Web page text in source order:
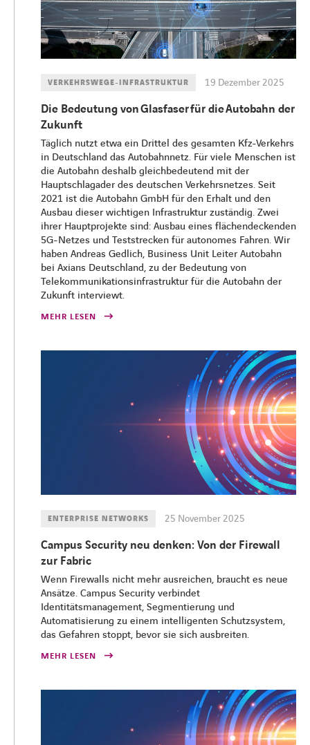
VERKEHRSWEGE-INFRASTRUKTUR 19 Dezember 2025
Die Bedeutung von Glasfaser für die Autobahn der
Zukunft
​​Täglich nutzt etwa ein Drittel des gesamten Kfz-Verkehrs
in Deutschland das Autobahnnetz. Für viele Menschen ist
die Autobahn deshalb gleichbedeutend mit der
Hauptschlagader des deutschen Verkehrsnetzes. Seit
2021 ist die Autobahn GmbH für den Erhalt und den
Ausbau dieser wichtigen Infrastruktur zuständig. Zwei
ihrer Hauptprojekte sind: Ausbau eines flächendeckenden
5G-Netzes und Teststrecken für autonomes Fahren. Wir
haben Andreas Gedlich, Business Unit Leiter Autobahn
bei Axians Deutschland, zu der Bedeutung von
Telekommunikationsinfrastruktur für die Autobahn der
Zukunft interviewt.​
MEHR LESEN
ENTERPRISE NETWORKS 25 November 2025
Campus Security neu denken: Von der Firewall
zur Fabric
Wenn Firewalls nicht mehr ausreichen, braucht es neue
Ansätze. Campus Security verbindet
Identitätsmanagement, Segmentierung und
Automatisierung zu einem intelligenten Schutzsystem,
das Gefahren stoppt, bevor sie sich ausbreiten.
MEHR LESEN